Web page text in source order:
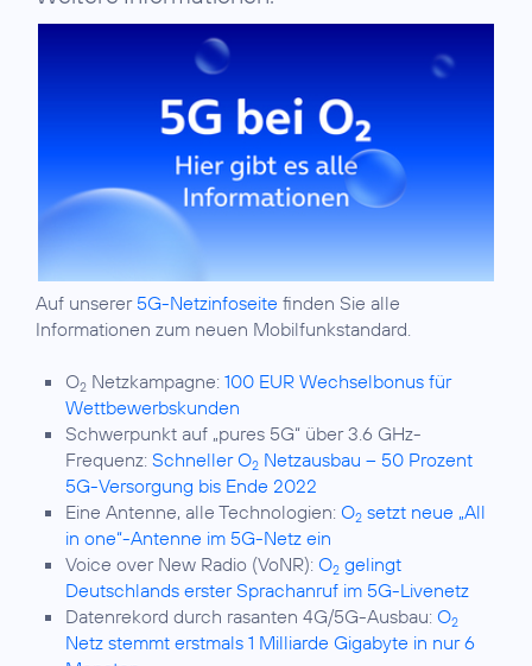
Auf unserer 5G-Netzinfoseite finden Sie alle
Informationen zum neuen Mobilfunkstandard.
O2 Netzkampagne: 100 EUR Wechselbonus für
Wettbewerbskunden
Schwerpunkt auf „pures 5G“ über 3.6 GHz-
Frequenz: Schneller O2 Netzausbau – 50 Prozent
5G-Versorgung bis Ende 2022
Eine Antenne, alle Technologien: O2 setzt neue „All
in one“-Antenne im 5G-Netz ein
Voice over New Radio (VoNR): O2 gelingt
Deutschlands erster Sprachanruf im 5G-Livenetz
Datenrekord durch rasanten 4G/5G-Ausbau: O2
Netz stemmt erstmals 1 Milliarde Gigabyte in nur 6